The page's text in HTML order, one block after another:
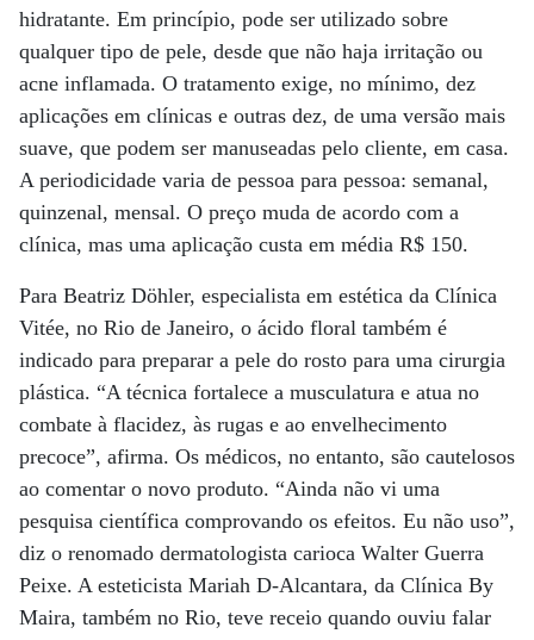
hidratante. Em princípio, pode ser utilizado sobre
qualquer tipo de pele, desde que não haja irritação ou
acne inflamada. O tratamento exige, no mínimo, dez
aplicações em clínicas e outras dez, de uma versão mais
suave, que podem ser manuseadas pelo cliente, em casa.
A periodicidade varia de pessoa para pessoa: semanal,
quinzenal, mensal. O preço muda de acordo com a
clínica, mas uma aplicação custa em média R$ 150.
Para Beatriz Döhler, especialista em estética da Clínica
Vitée, no Rio de Janeiro, o ácido floral também é
indicado para preparar a pele do rosto para uma cirurgia
plástica. “A técnica fortalece a musculatura e atua no
combate à flacidez, às rugas e ao envelhecimento
precoce”, afirma. Os médicos, no entanto, são cautelosos
ao comentar o novo produto. “Ainda não vi uma
pesquisa científica comprovando os efeitos. Eu não uso”,
diz o renomado dermatologista carioca Walter Guerra
Peixe. A esteticista Mariah D-Alcantara, da Clínica By
Maira, também no Rio, teve receio quando ouviu falar